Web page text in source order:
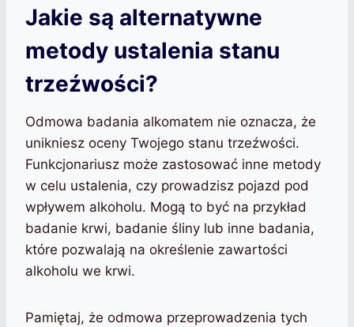
Jakie są alternatywne
metody ustalenia stanu
trzeźwości?
Odmowa badania alkomatem nie oznacza, że
unikniesz oceny Twojego stanu trzeźwości.
Funkcjonariusz może zastosować inne metody
w celu ustalenia, czy prowadzisz pojazd pod
wpływem alkoholu. Mogą to być na przykład
badanie krwi, badanie śliny lub inne badania,
które pozwalają na określenie zawartości
alkoholu we krwi.
Pamiętaj, że odmowa przeprowadzenia tych